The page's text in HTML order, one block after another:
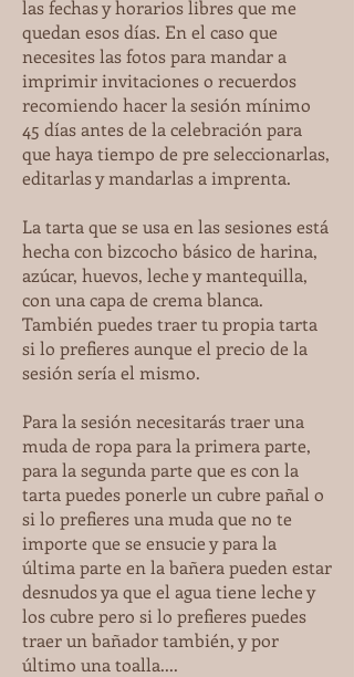
las fechas y horarios libres que me
quedan esos días. En el caso que
necesites las fotos para mandar a
imprimir invitaciones o recuerdos
recomiendo hacer la sesión mínimo
45 días antes de la celebración para
que haya tiempo de pre seleccionarlas,
editarlas y mandarlas a imprenta.
La tarta que se usa en las sesiones está
hecha con bizcocho básico de harina,
azúcar, huevos, leche y mantequilla,
con una capa de crema blanca.
También puedes traer tu propia tarta
si lo prefieres aunque el precio de la
sesión sería el mismo.
Para la sesión necesitarás traer una
muda de ropa para la primera parte,
para la segunda parte que es con la
tarta puedes ponerle un cubre pañal o
si lo prefieres una muda que no te
importe que se ensucie y para la
última parte en la bañera pueden estar
desnudos ya que el agua tiene leche y
los cubre pero si lo prefieres puedes
traer un bañador también, y por
último una toalla....